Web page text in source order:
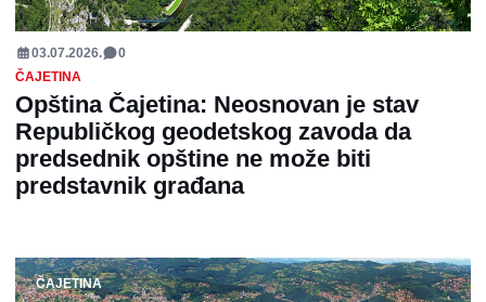
03.07.2026.
0
ČAJETINA
Opština Čajetina: Neosnovan je stav
Republičkog geodetskog zavoda da
predsednik opštine ne može biti
predstavnik građana
ČAJETINA